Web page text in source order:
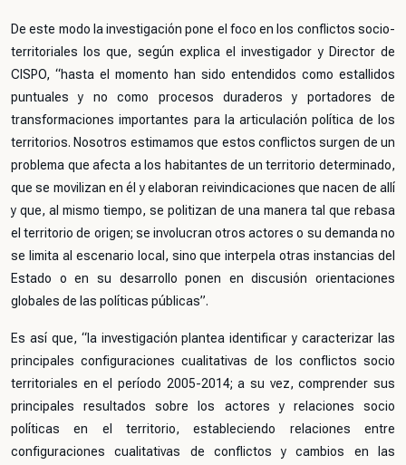
De este modo la investigación pone el foco en los conflictos socio-
territoriales los que, según explica el investigador y Director de
CISPO, “hasta el momento han sido entendidos como estallidos
puntuales y no como procesos duraderos y portadores de
transformaciones importantes para la articulación política de los
territorios. Nosotros estimamos que estos conflictos surgen de un
problema que afecta a los habitantes de un territorio determinado,
que se movilizan en él y elaboran reivindicaciones que nacen de allí
y que, al mismo tiempo, se politizan de una manera tal que rebasa
el territorio de origen; se involucran otros actores o su demanda no
se limita al escenario local, sino que interpela otras instancias del
Estado o en su desarrollo ponen en discusión orientaciones
globales de las políticas públicas”.
Es así que, “la investigación plantea identificar y caracterizar las
principales configuraciones cualitativas de los conflictos socio
territoriales en el período 2005-2014; a su vez, comprender sus
principales resultados sobre los actores y relaciones socio
políticas en el territorio, estableciendo relaciones entre
configuraciones cualitativas de conflictos y cambios en las